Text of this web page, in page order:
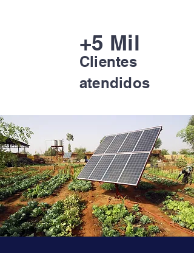
Clientes
atendidos
+5 Mil